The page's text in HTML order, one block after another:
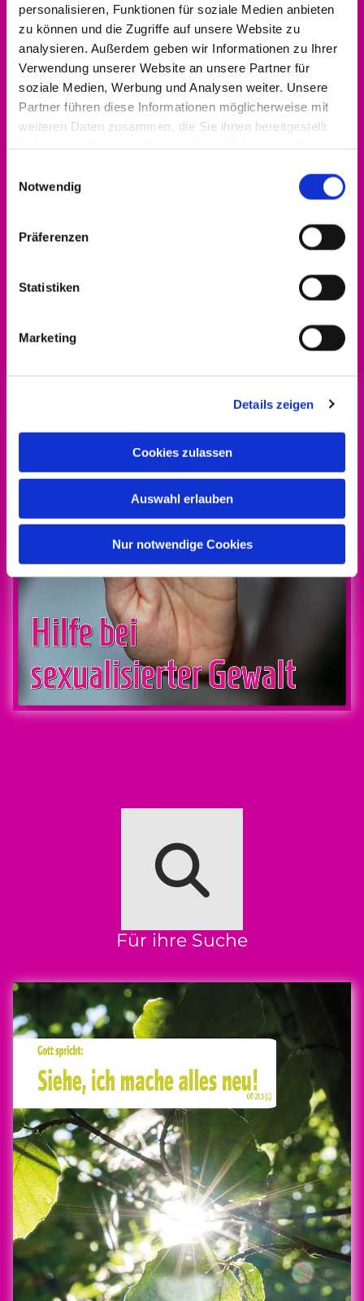
personalisieren, Funktionen für soziale Medien anbieten
zu können und die Zugriffe auf unsere Website zu
analysieren. Außerdem geben wir Informationen zu Ihrer
Verwendung unserer Website an unsere Partner für
soziale Medien, Werbung und Analysen weiter. Unsere
Partner führen diese Informationen möglicherweise mit
weiteren Daten zusammen, die Sie ihnen bereitgestellt
Notwendig
Präferenzen
Statistiken
Marketing
Details zeigen
Cookies zulassen
Auswahl erlauben
Nur notwendige Cookies
Alle Infos zum Engagement-Förderpreis gibt
Für ihre Suche